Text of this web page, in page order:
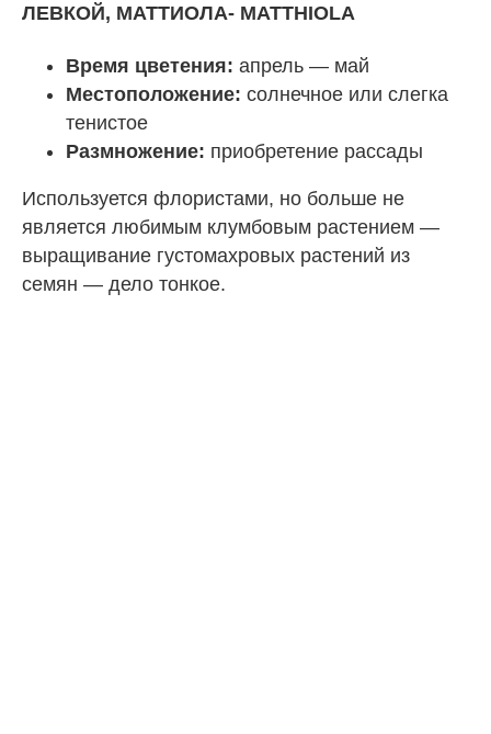
ЛЕВКОЙ, МАТТИОЛА- MATTHIOLA
Время цветения: апрель — май
Местоположение: солнечное или слегка
тенистое
Размножение: приобретение рассады
Используется флористами, но больше не
является любимым клумбовым растением —
выращивание густомахровых растений из
семян — дело тонкое.